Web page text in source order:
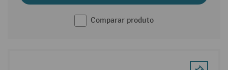
Comparar produto